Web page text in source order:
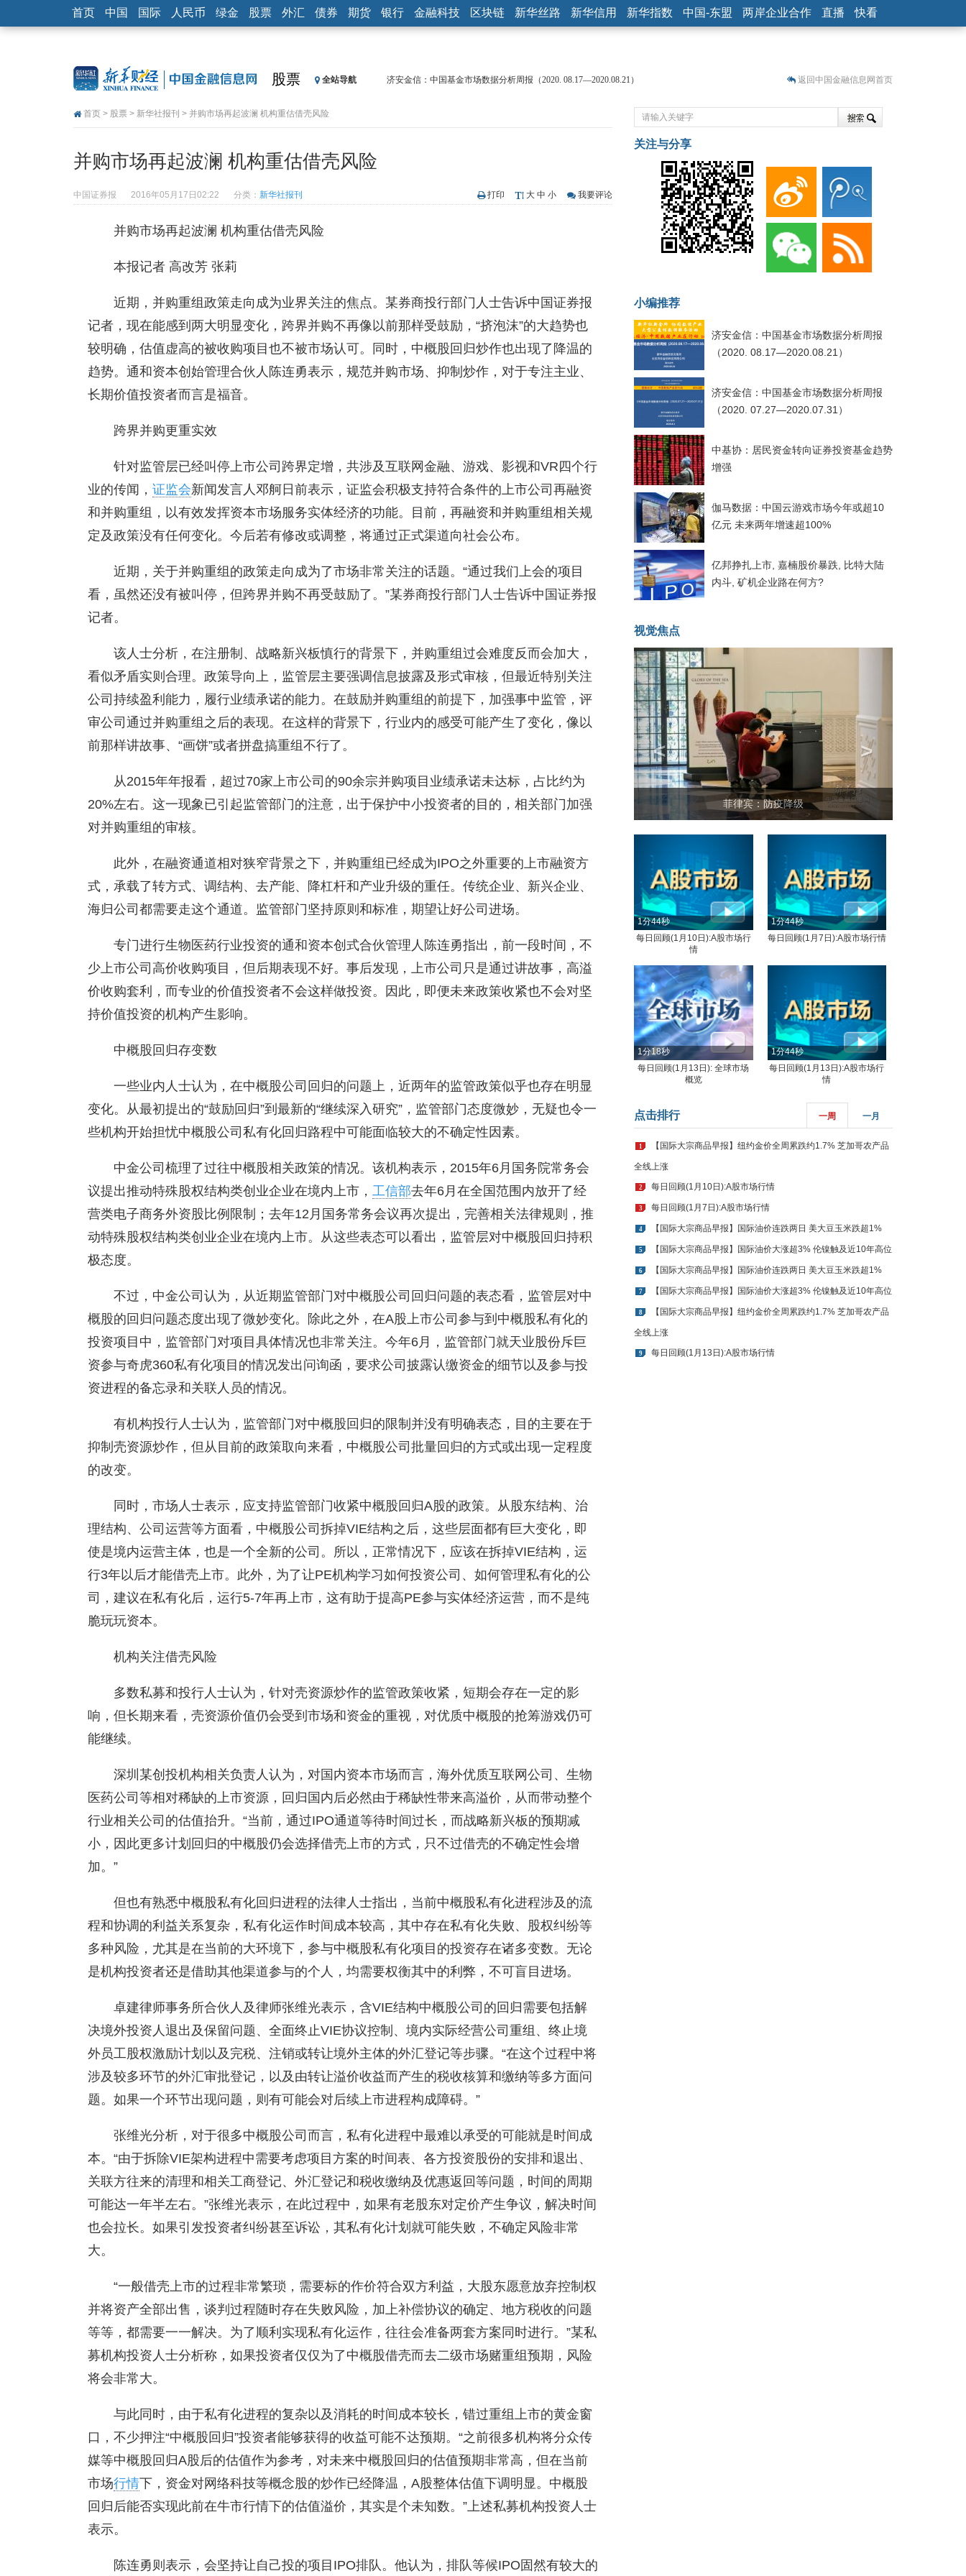
首页 中国 国际 人民币 绿金 股票 外汇 债券 期货 银行 金融科技 区块链 新华丝路 新华信用 新华指数 中国-东盟 两岸企业合作 直播 快看
股票 全站导航
【见·闻】疫情下，新加坡旅游业步履维艰
济安金信：中国基金市场数据分析周报（2020. 07.27—2020.07.31）
基本面及股市双轮冲击 债市回调十年期债表现最弱
返回中国金融信息网首页
首页 > 股票 > 新华社报刊 > 并购市场再起波澜 机构重估借壳风险
并购市场再起波澜 机构重估借壳风险
中国证券报 2016年05月17日02:22 分类： 新华社报刊 打印 大 中 小 我要评论
并购市场再起波澜 机构重估借壳风险
本报记者 高改芳 张莉
近期，并购重组政策走向成为业界关注的焦点。某券商投行部门人士告诉中国证券报
记者，现在能感到两大明显变化，跨界并购不再像以前那样受鼓励，“挤泡沫”的大趋势也
较明确，估值虚高的被收购项目也不被市场认可。同时，中概股回归炒作也出现了降温的
趋势。通和资本创始管理合伙人陈连勇表示，规范并购市场、抑制炒作，对于专注主业、
长期价值投资者而言是福音。
跨界并购更重实效
针对监管层已经叫停上市公司跨界定增，共涉及互联网金融、游戏、影视和VR四个行
业的传闻， 证监会新闻发言人邓舸日前表示，证监会积极支持符合条件的上市公司再融资
和并购重组，以有效发挥资本市场服务实体经济的功能。目前，再融资和并购重组相关规
定及政策没有任何变化。今后若有修改或调整，将通过正式渠道向社会公布。
近期，关于并购重组的政策走向成为了市场非常关注的话题。“通过我们上会的项目
看，虽然还没有被叫停，但跨界并购不再受鼓励了。”某券商投行部门人士告诉中国证券报
记者。
该人士分析，在注册制、战略新兴板慎行的背景下，并购重组过会难度反而会加大，
看似矛盾实则合理。政策导向上，监管层主要强调信息披露及形式审核，但最近特别关注
公司持续盈利能力，履行业绩承诺的能力。在鼓励并购重组的前提下，加强事中监管，评
审公司通过并购重组之后的表现。在这样的背景下，行业内的感受可能产生了变化，像以
前那样讲故事、“画饼”或者拼盘搞重组不行了。
从2015年年报看，超过70家上市公司的90余宗并购项目业绩承诺未达标，占比约为
20%左右。这一现象已引起监管部门的注意，出于保护中小投资者的目的，相关部门加强
对并购重组的审核。
此外，在融资通道相对狭窄背景之下，并购重组已经成为IPO之外重要的上市融资方
式，承载了转方式、调结构、去产能、降杠杆和产业升级的重任。传统企业、新兴企业、
海归公司都需要走这个通道。监管部门坚持原则和标准，期望让好公司进场。
专门进行生物医药行业投资的通和资本创式合伙管理人陈连勇指出，前一段时间，不
少上市公司高价收购项目，但后期表现不好。事后发现，上市公司只是通过讲故事，高溢
价收购套利，而专业的价值投资者不会这样做投资。因此，即便未来政策收紧也不会对坚
持价值投资的机构产生影响。
中概股回归存变数
一些业内人士认为，在中概股公司回归的问题上，近两年的监管政策似乎也存在明显
变化。从最初提出的“鼓励回归”到最新的“继续深入研究”，监管部门态度微妙，无疑也令一
些机构开始担忧中概股公司私有化回归路程中可能面临较大的不确定性因素。
中金公司梳理了过往中概股相关政策的情况。该机构表示，2015年6月国务院常务会
议提出推动特殊股权结构类创业企业在境内上市， 工信部去年6月在全国范围内放开了经
营类电子商务外资股比例限制；去年12月国务常务会议再次提出，完善相关法律规则，推
动特殊股权结构类创业企业在境内上市。从这些表态可以看出，监管层对中概股回归持积
极态度。
不过，中金公司认为，从近期监管部门对中概股公司回归问题的表态看，监管层对中
概股的回归问题态度出现了微妙变化。除此之外，在A股上市公司参与到中概股私有化的
投资项目中，监管部门对项目具体情况也非常关注。今年6月，监管部门就天业股份斥巨
资参与奇虎360私有化项目的情况发出问询函，要求公司披露认缴资金的细节以及参与投
资进程的备忘录和关联人员的情况。
有机构投行人士认为，监管部门对中概股回归的限制并没有明确表态，目的主要在于
抑制壳资源炒作，但从目前的政策取向来看，中概股公司批量回归的方式或出现一定程度
的改变。
同时，市场人士表示，应支持监管部门收紧中概股回归A股的政策。从股东结构、治
理结构、公司运营等方面看，中概股公司拆掉VIE结构之后，这些层面都有巨大变化，即
使是境内运营主体，也是一个全新的公司。所以，正常情况下，应该在拆掉VIE结构，运
行3年以后才能借壳上市。此外，为了让PE机构学习如何投资公司、如何管理私有化的公
司，建议在私有化后，运行5-7年再上市，这有助于提高PE参与实体经济运营，而不是纯
脆玩玩资本。
机构关注借壳风险
多数私募和投行人士认为，针对壳资源炒作的监管政策收紧，短期会存在一定的影
响，但长期来看，壳资源价值仍会受到市场和资金的重视，对优质中概股的抢筹游戏仍可
能继续。
深圳某创投机构相关负责人认为，对国内资本市场而言，海外优质互联网公司、生物
医药公司等相对稀缺的上市资源，回归国内后必然由于稀缺性带来高溢价，从而带动整个
行业相关公司的估值抬升。“当前，通过IPO通道等待时间过长，而战略新兴板的预期减
小，因此更多计划回归的中概股仍会选择借壳上市的方式，只不过借壳的不确定性会增
加。”
但也有熟悉中概股私有化回归进程的法律人士指出，当前中概股私有化进程涉及的流
程和协调的利益关系复杂，私有化运作时间成本较高，其中存在私有化失败、股权纠纷等
多种风险，尤其是在当前的大环境下，参与中概股私有化项目的投资存在诸多变数。无论
是机构投资者还是借助其他渠道参与的个人，均需要权衡其中的利弊，不可盲目进场。
卓建律师事务所合伙人及律师张维光表示，含VIE结构中概股公司的回归需要包括解
决境外投资人退出及保留问题、全面终止VIE协议控制、境内实际经营公司重组、终止境
外员工股权激励计划以及完税、注销或转让境外主体的外汇登记等步骤。“在这个过程中将
涉及较多环节的外汇审批登记，以及由转让溢价收益而产生的税收核算和缴纳等多方面问
题。如果一个环节出现问题，则有可能会对后续上市进程构成障碍。”
张维光分析，对于很多中概股公司而言，私有化进程中最难以承受的可能就是时间成
本。“由于拆除VIE架构进程中需要考虑项目方案的时间表、各方投资股份的安排和退出、
关联方往来的清理和相关工商登记、外汇登记和税收缴纳及优惠返回等问题，时间的周期
可能达一年半左右。”张维光表示，在此过程中，如果有老股东对定价产生争议，解决时间
也会拉长。如果引发投资者纠纷甚至诉讼，其私有化计划就可能失败，不确定风险非常
大。
“一般借壳上市的过程非常繁琐，需要标的作价符合双方利益，大股东愿意放弃控制权
并将资产全部出售，谈判过程随时存在失败风险，加上补偿协议的确定、地方税收的问题
等等，都需要一一解决。为了顺利实现私有化运作，往往会准备两套方案同时进行。”某私
募机构投资人士分析称，如果投资者仅仅为了中概股借壳而去二级市场赌重组预期，风险
将会非常大。
与此同时，由于私有化进程的复杂以及消耗的时间成本较长，错过重组上市的黄金窗
口，不少押注“中概股回归”投资者能够获得的收益可能不达预期。“之前很多机构将分众传
媒等中概股回归A股后的估值作为参考，对未来中概股回归的估值预期非常高，但在当前
市场行情下，资金对网络科技等概念股的炒作已经降温，A股整体估值下调明显。中概股
回归后能否实现此前在牛市行情下的估值溢价，其实是个未知数。”上述私募机构投资人士
表示。
陈连勇则表示，会坚持让自己投的项目IPO排队。他认为，排队等候IPO固然有较大的
关注与分享
小编推荐
济安金信：中国基金市场数据分析周报
（2020. 08.17—2020.08.21）
济安金信：中国基金市场数据分析周报
（2020. 07.27—2020.07.31）
中基协：居民资金转向证券投资基金趋势
增强
伽马数据：中国云游戏市场今年或超10
亿元 未来两年增速超100%
亿邦挣扎上市, 嘉楠股价暴跌, 比特大陆
内斗, 矿机企业路在何方?
视觉焦点
坐上火车看老挝
< >
1分44秒
每日回顾(1月10日):A股市场行
情
1分44秒
每日回顾(1月7日):A股市场行情
1分18秒
每日回顾(1月13日): 全球市场
概览
1分44秒
每日回顾(1月13日):A股市场行
情
1 【国际大宗商品早报】纽约金价全周累跌约1.7% 芝加哥农产品
全线上涨
2 每日回顾(1月10日):A股市场行情
3 每日回顾(1月7日):A股市场行情
4 【国际大宗商品早报】国际油价连跌两日 美大豆玉米跌超1%
5 【国际大宗商品早报】国际油价大涨超3% 伦镍触及近10年高位
6 【国际大宗商品早报】国际油价连跌两日 美大豆玉米跌超1%
7 【国际大宗商品早报】国际油价大涨超3% 伦镍触及近10年高位
8 【国际大宗商品早报】纽约金价全周累跌约1.7% 芝加哥农产品
全线上涨
9 每日回顾(1月13日):A股市场行情